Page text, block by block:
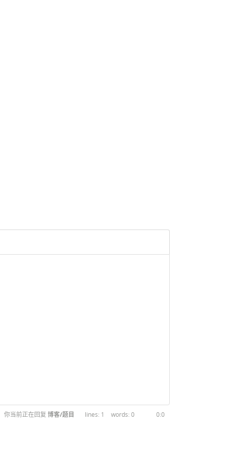
你当前正在回复 博客/题目 1 0 0:0